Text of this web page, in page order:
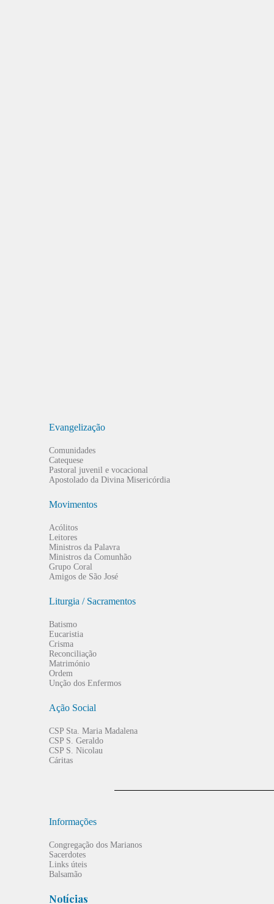
Evangelização
Comunidades
Catequese
Pastoral juvenil e vocacional
Apostolado da Divina Misericórdia
Movimentos
Acólitos
Leitores
Ministros da Palavra
Ministros da Comunhão
Grupo Coral
Amigos de São José
Liturgia / Sacramentos
Batismo
Eucaristia
Crisma
Reconciliação
Matrimónio
Ordem
Unção dos Enfermos
Ação Social
CSP Sta. Maria Madalena
CSP S. Geraldo
CSP S. Nicolau
Cáritas
Informações
Congregação dos Marianos
Sacerdotes
Links úteis
Balsamão
Notícias